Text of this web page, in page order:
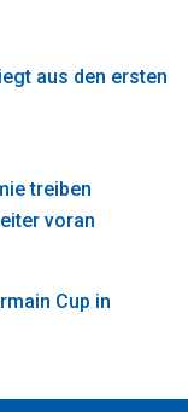
aus den ersten
treiben
voran
Cup in